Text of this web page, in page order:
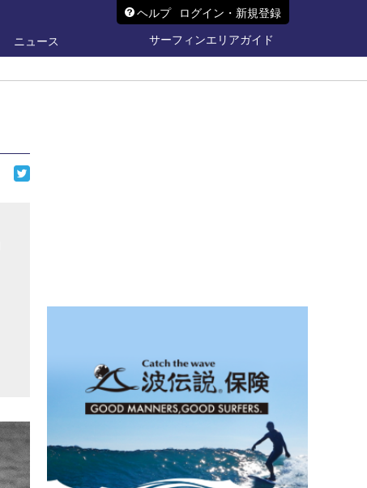
ヘルプ ログイン・新規登録
ニュース
サーフィンエリアガイド